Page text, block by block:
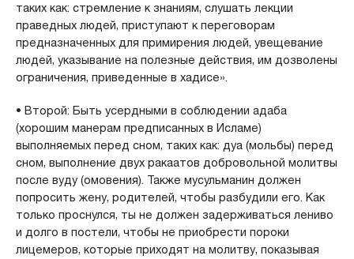
таких как: стремление к знаниям, слушать лекции
праведных людей, приступают к переговорам
предназначенных для примирения людей, увещевание
людей, указывание на полезные действия, им дозволены
ограничения, приведенные в хадисе».
• Второй: Быть усердными в соблюдении адаба
(хорошим манерам предписанных в Исламе)
выполняемых перед сном, таких как: дуа (мольбы) перед
сном, выполнение двух ракаатов добровольной молитвы
после вуду (омовения). Также мусульманин должен
попросить жену, родителей, чтобы разбудили его. Как
только проснулся, ты не должен задерживаться лениво
и долго в постели, чтобы не приобрести пороки
лицемеров, которые приходят на молитву, показывая